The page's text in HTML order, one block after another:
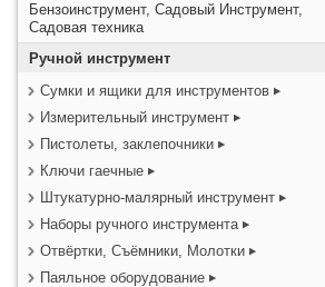
Бензоинструмент, Садовый Инструмент,
Садовая техника
Ручной инструмент
Сумки и ящики для инструментов
Измерительный инструмент
Пистолеты, заклепочники
Ключи гаечные
Штукатурно-малярный инструмент
Наборы ручного инструмента
Отвёртки, Съёмники, Молотки
Паяльное оборудование